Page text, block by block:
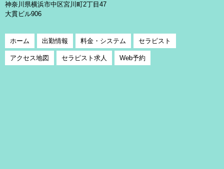
神奈川県横浜市中区宮川町2丁目47
大貫ビル906
ホーム 出勤情報 料金・システム セラピスト
アクセス地図 セラピスト求人 Web予約